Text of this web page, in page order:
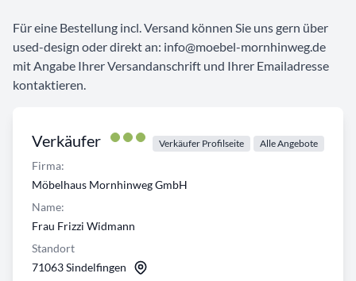
Verkäufer Verkäufer Profilseite Alle Angebote
Firma:
Möbelhaus Mornhinweg GmbH
Name:
Frau Frizzi Widmann
Standort
71063 Sindelfingen
Für eine Bestellung incl. Versand können Sie uns gern über
used-design oder direkt an: info@moebel-mornhinweg.de
mit Angabe Ihrer Versandanschrift und Ihrer Emailadresse
kontaktieren.